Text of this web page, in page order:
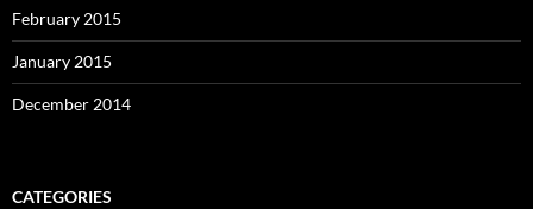
February 2015
January 2015
December 2014
CATEGORIES